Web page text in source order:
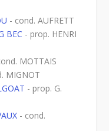
- cond. AUFRETT
BEC - prop. HENRI
MOTTAIS
MIGNOT
- prop. G.
- cond.